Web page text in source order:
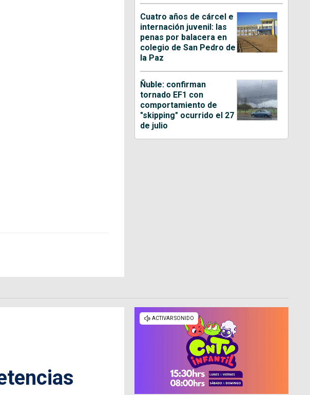
Cuatro años de cárcel e
internación juvenil: las
penas por balacera en
colegio de San Pedro de
la Paz
Ñuble: confirman
tornado EF1 con
comportamiento de
"skipping" ocurrido el 27
de julio